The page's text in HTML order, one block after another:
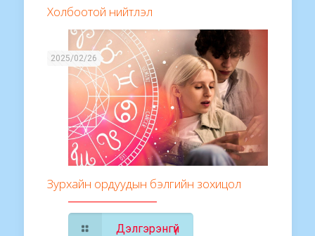
Холбоотой нийтлэл
2025/02/26
Зурхайн ордуудын бэлгийн зохицол
Дэлгэрэнгүй